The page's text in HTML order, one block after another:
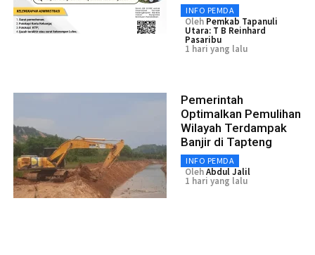
INFO PEMDA
Oleh Pemkab Tapanuli
Utara: T B Reinhard
Pasaribu
1 hari yang lalu
Pemerintah
Optimalkan Pemulihan
Wilayah Terdampak
Banjir di Tapteng
INFO PEMDA
OlehAbdul Jalil
1 hari yang lalu